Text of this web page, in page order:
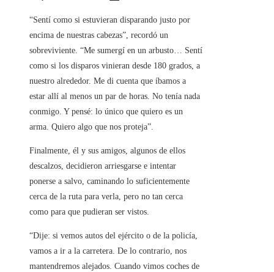
“Sentí como si estuvieran disparando justo por
encima de nuestras cabezas”, recordó un
sobreviviente. “Me sumergí en un arbusto… Sentí
como si los disparos vinieran desde 180 grados, a
nuestro alrededor. Me di cuenta que íbamos a
estar allí al menos un par de horas. No tenía nada
conmigo. Y pensé: lo único que quiero es un
arma. Quiero algo que nos proteja”.
Finalmente, él y sus amigos, algunos de ellos
descalzos, decidieron arriesgarse e intentar
ponerse a salvo, caminando lo suficientemente
cerca de la ruta para verla, pero no tan cerca
como para que pudieran ser vistos.
“Dije: si vemos autos del ejército o de la policía,
vamos a ir a la carretera. De lo contrario, nos
mantendremos alejados. Cuando vimos coches de